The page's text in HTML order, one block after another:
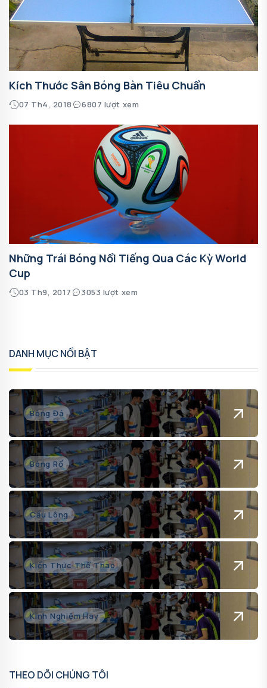
Kích Thước Sân Bóng Bàn Tiêu Chuẩn
07 Th4, 2018 6807 lượt xem
Những Trái Bóng Nổi Tiếng Qua Các Kỳ World
Cup
03 Th9, 2017 3053 lượt xem
DANH MỤC NỔI BẬT
Bóng Đá
Bóng Rổ
Cầu Lông
Kiến Thức Thể Thao
Kinh Nghiệm Hay
THEO DÕI CHÚNG TÔI